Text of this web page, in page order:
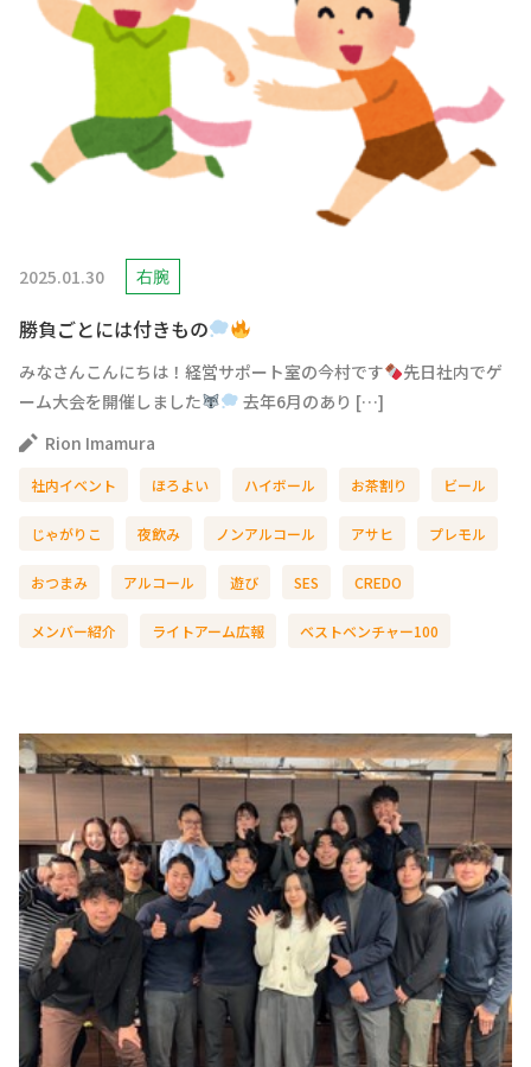
2025.01.30 右腕
勝負ごとには付きもの
みなさんこんにちは！経営サポート室の今村です
先日社内でゲ
ーム大会を開催しました
去年6月のあり […]
Rion Imamura
社内イベント ほろよい ハイボール お茶割り ビール
じゃがりこ 夜飲み ノンアルコール アサヒ プレモル
おつまみ アルコール 遊び SES CREDO
メンバー紹介 ライトアーム広報 ベストベンチャー100